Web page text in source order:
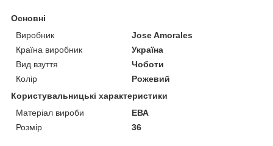
Основні
Виробник
Jose Amorales
Країна виробник
Україна
Вид взуття
Чоботи
Колір
Рожевий
Користувальницькі характеристики
Матеріал вироби
ЕВА
Розмір
36